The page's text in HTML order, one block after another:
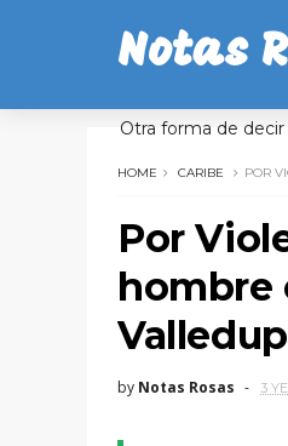
Notas
Otra forma de decir
HOME CARIBE POR
Por
hombre
by Notas Rosas 3